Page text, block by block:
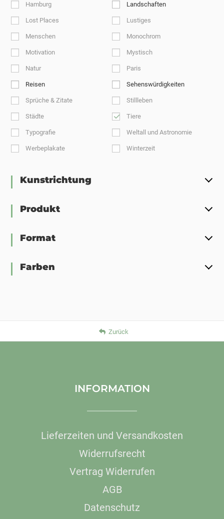
Hamburg Landschaften
Lost Places Lustiges
Menschen Monochrom
Motivation Mystisch
Natur Paris
Reisen Sehenswürdigkeiten
Sprüche & Zitate Stillleben
Städte Tiere
Typografie Weltall und Astronomie
Werbeplakate Winterzeit
Kunstrichtung
Produkt
Format
Farben
Zurück
INFORMATION
Lieferzeiten und Versandkosten
Widerrufsrecht
Vertrag Widerrufen
AGB
Datenschutz